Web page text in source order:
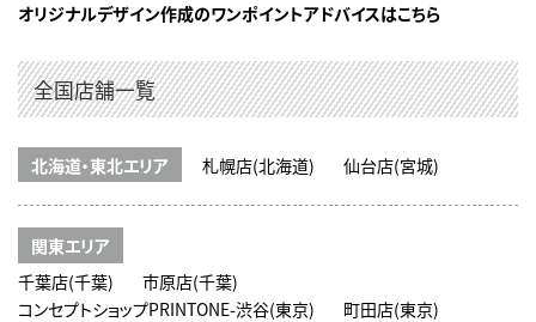
オリジナルデザイン作成のワンポイントアドバイスはこちら
全国店舗一覧
北海道・東北エリア 札幌店(北海道) 仙台店(宮城)
関東エリア
千葉店(千葉)
市原店(千葉)
コンセプトショップPRINTONE-渋谷(東京)
町田店(東京)